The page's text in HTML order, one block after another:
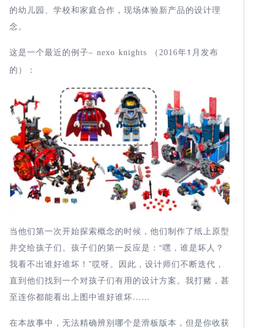
的幼儿园、学校和家庭合作，现场体验新产品的设计理
念。
这是一个最近的例子– nexo knights （ 2016年1 月 发布
的）：
当他们第一次开始探索概念的时候，他们制作了纸上原型
并交给孩子们。孩子们的第一反应是：“嘿，谁是坏人？
我看不出谁好谁坏！”哎呀。因此，设计师们不断迭代，
直到他们找到一个对孩子们有用的设计方案。我打赌，甚
至连你都能看出上图中谁好谁坏……
在本故事中，无法精确辨别哪个是滑板版本，但是你收获